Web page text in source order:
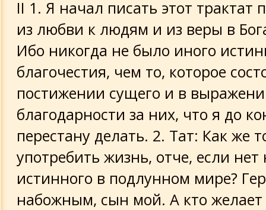
II 1. Я начал писать этот трактат
из любви к людям и из веры в
Ибо никогда не было иного
благочестия, чем то, которое
постижении сущего и в
благодарности за них, что я до
перестану делать. 2. Тат: Как же
употребить жизнь, отче, если нет
истинного в подлунном мире?
набожным, сын мой. А кто